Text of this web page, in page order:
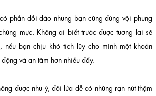
phần dồi dào nhưng bạn cũng đừng vội phung
mực. Không ai biết trước được tương lai sẽ
nếu bạn chịu khó tích lũy cho mình một khoản
và an tâm hơn nhiều đấy.
được như ý, đôi lứa dễ có những rạn nứt thậm